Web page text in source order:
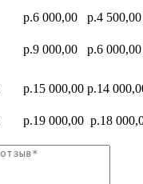
р.6 000,00
р.4 500,00
р.9 000,00
р.6 000,00
р.15 000,00 р.14
р.19 000,00 р.18